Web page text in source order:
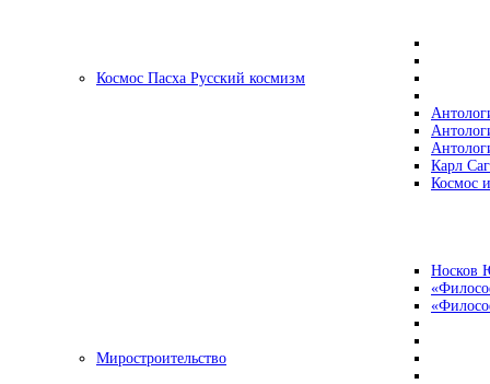
Космос Пасха Русский космизм
Карл
Космос
Носков
Миростроительство